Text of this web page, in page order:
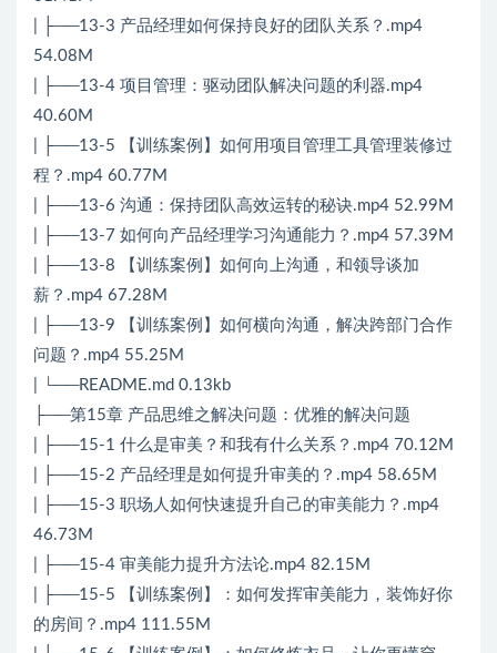
| ├──13-3 产品经理如何保持良好的团队关系？.mp4
54.08M
| ├──13-4 项目管理：驱动团队解决问题的利器.mp4
40.60M
| ├──13-5 【训练案例】如何用项目管理工具管理装修过
程？.mp4 60.77M
| ├──13-6 沟通：保持团队高效运转的秘诀.mp4 52.99M
| ├──13-7 如何向产品经理学习沟通能力？.mp4 57.39M
| ├──13-8 【训练案例】如何向上沟通，和领导谈加
薪？.mp4 67.28M
| ├──13-9 【训练案例】如何横向沟通，解决跨部门合作
问题？.mp4 55.25M
| └──README.md 0.13kb
├──第15章 产品思维之解决问题：优雅的解决问题
| ├──15-1 什么是审美？和我有什么关系？.mp4 70.12M
| ├──15-2 产品经理是如何提升审美的？.mp4 58.65M
| ├──15-3 职场人如何快速提升自己的审美能力？.mp4
46.73M
| ├──15-4 审美能力提升方法论.mp4 82.15M
| ├──15-5 【训练案例】：如何发挥审美能力，装饰好你
的房间？.mp4 111.55M